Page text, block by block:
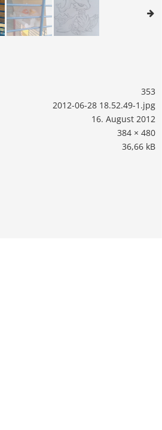
353
2012-06-28 18.52.49-1.jpg
16. August 2012
384 × 480
36,66 kB